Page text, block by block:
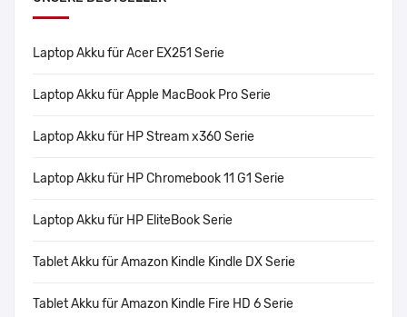
Laptop Akku für Acer EX251 Serie
Laptop Akku für Apple MacBook Pro Serie
Laptop Akku für HP Stream x360 Serie
Laptop Akku für HP Chromebook 11 G1 Serie
Laptop Akku für HP EliteBook Serie
Tablet Akku für Amazon Kindle Kindle DX Serie
Tablet Akku für Amazon Kindle Fire HD 6 Serie